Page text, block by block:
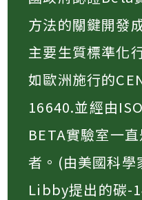
方法的關鍵開發
主要生質標準化
如歐洲施行的
16640.並經由
BETA實驗室一
者。(由美國科
Libby提出的碳-